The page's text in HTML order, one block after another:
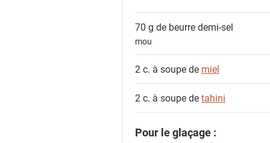
70 g de beurre demi-sel
mou
2 c. à soupe de miel
2 c. à soupe detahini
Pour le glaçage :